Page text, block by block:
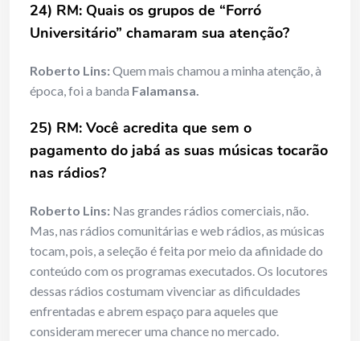
24) RM: Quais os grupos de “Forró
Universitário” chamaram sua atenção?
Roberto Lins:Quem mais chamou a minha atenção, à
época, foi a banda Falamansa.
25) RM: Você acredita que sem o
pagamento do jabá as suas músicas tocarão
nas rádios?
Roberto Lins: Nas grandes rádios comerciais, não.
Mas, nas rádios comunitárias e web rádios, as músicas
tocam, pois, a seleção é feita por meio da afinidade do
conteúdo com os programas executados. Os locutores
dessas rádios costumam vivenciar as dificuldades
enfrentadas e abrem espaço para aqueles que
consideram merecer uma chance no mercado.